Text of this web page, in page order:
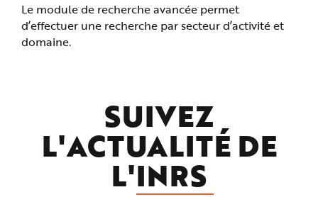
Le module de recherche avancée permet
d’effectuer une recherche par secteur d’activité et
domaine.
SUIVEZ
L'ACTUALITÉ DE
L'INRS